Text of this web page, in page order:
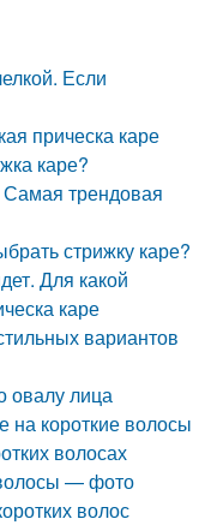
Если
прическа каре
каре?
Самая трендовая
стрижку каре?
Для какой
каре
вариантов
овалу лица
на короткие волосы
волосах
— фото
волос